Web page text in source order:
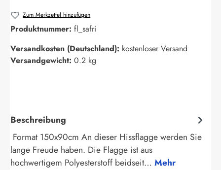
Zum Merkzettel hinzufügen
Produktnummer: fl_safri
Versandkosten (Deutschland): kostenloser Versand
Versandgewicht: 0.2 kg
Beschreibung
Format 150x90cm An dieser Hissflagge werden Sie
lange Freude haben. Die Flagge ist aus
hochwertigem Polyesterstoff beidseit… Mehr